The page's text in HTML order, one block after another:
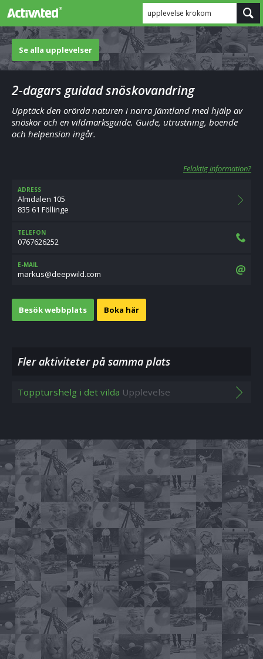
upplevelse krokom
Se alla upplevelser
2-dagars guidad snöskovandring
Upptäck den orörda naturen i norra Jämtland med hjälp av
snöskor och en vildmarksguide. Guide, utrustning, boende
och helpension ingår.
Felaktig information?
ADRESS
Almdalen 105
835 61 Föllinge
TELEFON
0767626252
E-MAIL
moc.dliwpeed@sukram
Besök webbplats Boka här
Fler aktiviteter på samma plats
Toppturshelg i det vilda Upplevelse